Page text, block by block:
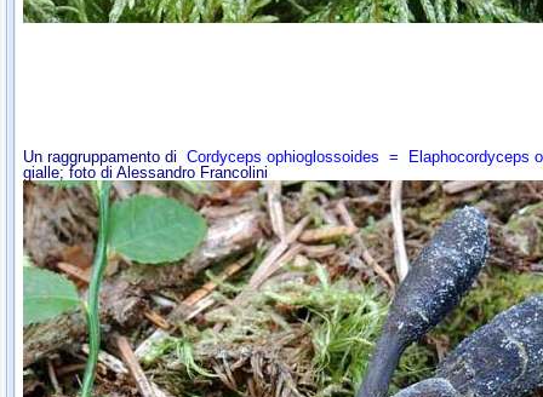
Un raggruppamento di Cordyceps ophioglossoides =
Elaphocordyceps
gialle; foto di Alessandro Francolini